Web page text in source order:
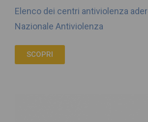
Elenco dei centri antiviolenza
Nazionale Antiviolenza
SCOPRI